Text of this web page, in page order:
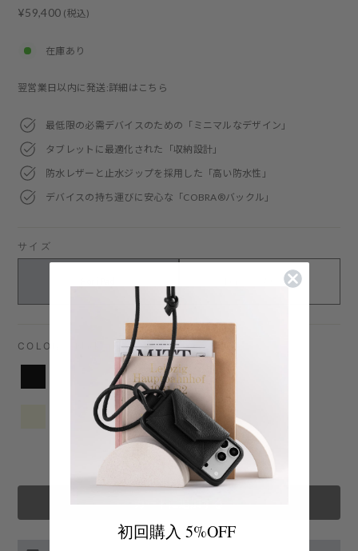
Regular
¥59,400 (税込)
在庫あり
翌営業日以内に発送:詳細はこちら
最低限の必需デバイスのための「ミニマルなデザイン」
タブレットに最適化された「収納設計」
防水レザーと止水ジップを採用した「高い防水性」
デバイスの持ち運びに安心な「COBRA®バックル」
サイズ
For ラップトップ
COLOR
カートに追加する
初回購入 5%OFF